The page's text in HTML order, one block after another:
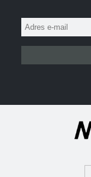
Adres
e-